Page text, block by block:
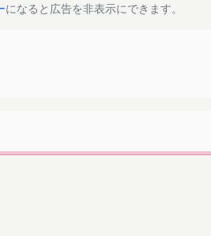
になると広告を非表示にできます。